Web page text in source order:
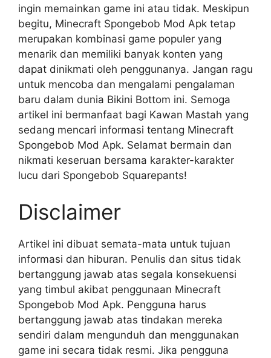
ingin memainkan game ini atau tidak. Meskipun
begitu, Minecraft Spongebob Mod Apk tetap
merupakan kombinasi game populer yang
menarik dan memiliki banyak konten yang
dapat dinikmati oleh penggunanya. Jangan ragu
untuk mencoba dan mengalami pengalaman
baru dalam dunia Bikini Bottom ini. Semoga
artikel ini bermanfaat bagi Kawan Mastah yang
sedang mencari informasi tentang Minecraft
Spongebob Mod Apk. Selamat bermain dan
nikmati keseruan bersama karakter-karakter
lucu dari Spongebob Squarepants!
Disclaimer
Artikel ini dibuat semata-mata untuk tujuan
informasi dan hiburan. Penulis dan situs tidak
bertanggung jawab atas segala konsekuensi
yang timbul akibat penggunaan Minecraft
Spongebob Mod Apk. Pengguna harus
bertanggung jawab atas tindakan mereka
sendiri dalam mengunduh dan menggunakan
game ini secara tidak resmi. Jika pengguna